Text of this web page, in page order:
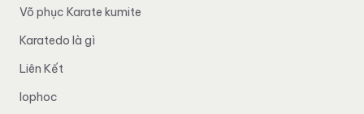
Võ phục Karate kumite
Karatedo là gì
Liên Kết
lophoc